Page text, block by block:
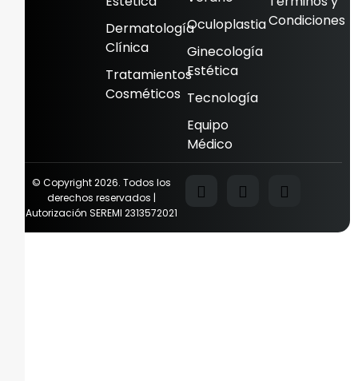
Dermatología
Clínica
Tratamientos
Cosméticos
Oculoplastia
Ginecología
Estética
Tecnología
Equipo
Médico
Condiciones
© Copyright 2026. Todos los
derechos reservados |
Autorización SEREMI 2313572021